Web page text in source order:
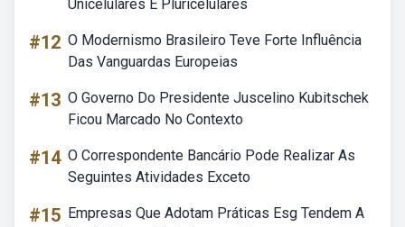
Unicelulares E Pluricelulares
#12 O Modernismo Brasileiro Teve Forte Influência
Das Vanguardas Europeias
#13 O Governo Do Presidente Juscelino Kubitschek
Ficou Marcado No Contexto
#14 O Correspondente Bancário Pode Realizar As
Seguintes Atividades Exceto
#15 Empresas Que Adotam Práticas Esg Tendem A